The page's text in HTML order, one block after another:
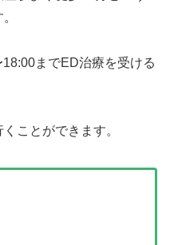
までED治療を受ける
ことができます。